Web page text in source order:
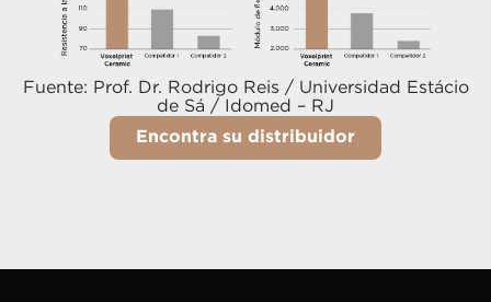
Fuente: Prof. Dr. Rodrigo Reis / Universidad Estácio
de Sá / Idomed – RJ
Encontra su distribuidor